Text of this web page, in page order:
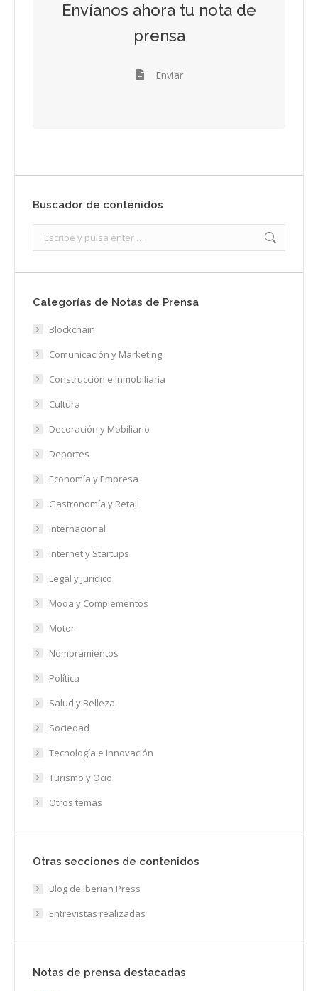
Envíanos ahora tu nota de
prensa
Enviar
Buscador de contenidos
Categorías de Notas de Prensa
Blockchain
Comunicación y Marketing
Construcción e Inmobiliaria
Cultura
Decoración y Mobiliario
Deportes
Economía y Empresa
Gastronomía y Retail
Internacional
Internet y Startups
Legal y Jurídico
Moda y Complementos
Motor
Nombramientos
Política
Salud y Belleza
Sociedad
Tecnología e Innovación
Turismo y Ocio
Otros temas
Otras secciones de contenidos
Blog de Iberian Press
Entrevistas realizadas
Notas de prensa destacadas